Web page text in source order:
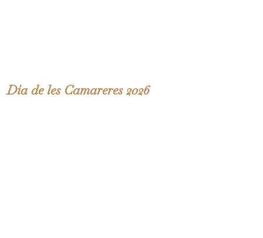
Día de les Camareres 2026